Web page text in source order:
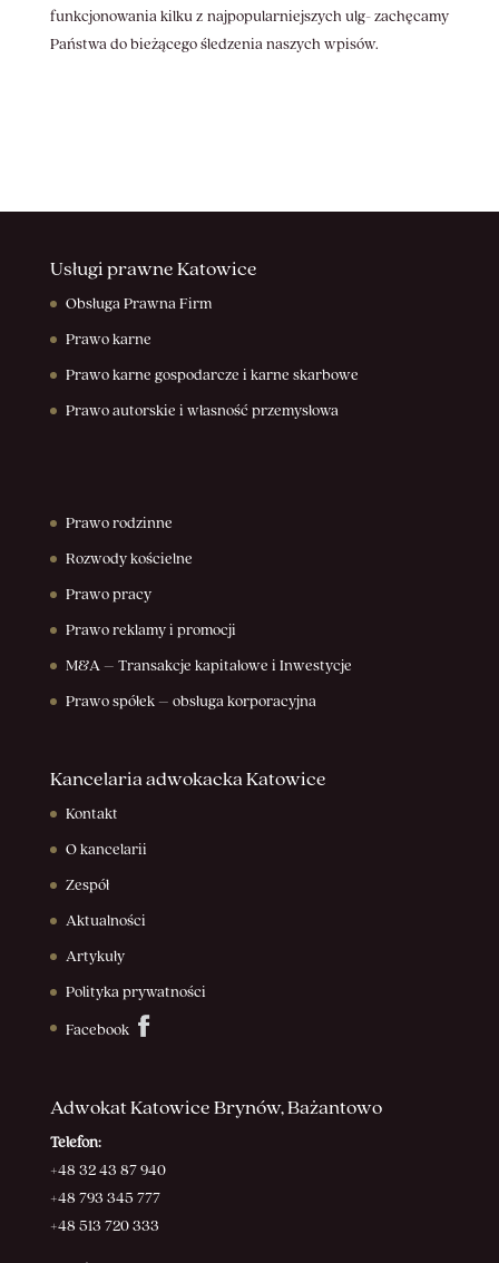
funkcjonowania kilku z najpopularniejszych ulg- zachęcamy
Państwa do bieżącego śledzenia naszych wpisów.
Usługi prawne Katowice
Obsługa Prawna Firm
Prawo karne
Prawo karne gospodarcze i karne skarbowe
Prawo autorskie i własność przemysłowa
Prawo rodzinne
Rozwody kościelne
Prawo pracy
Prawo reklamy i promocji
M&A – Transakcje kapitałowe i Inwestycje
Prawo spółek – obsługa korporacyjna
Kancelaria adwokacka Katowice
Kontakt
O kancelarii
Zespół
Aktualności
Artykuły
Polityka prywatności
Facebook
Adwokat Katowice Brynów, Bażantowo
Telefon:
+48 32 43 87 940
+48 793 345 777
+48 513 720 333